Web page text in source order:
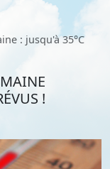
: jusqu'à 35°C
!